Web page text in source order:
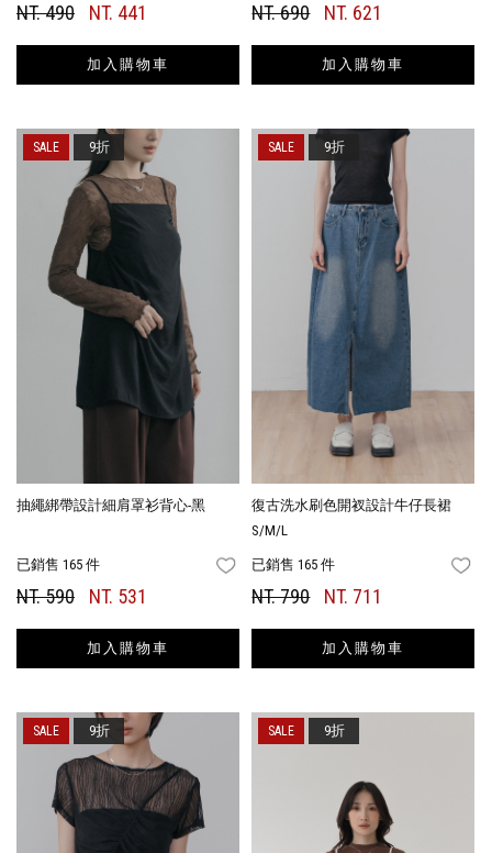
NT. 490 NT. 441
加入購物車
NT. 690 NT. 621
加入購物車
抽繩綁帶設計細肩罩衫背心-黑
已銷售 165 件 FAVORITES
NT. 590 NT. 531
加入購物車
9折
復古洗水刷色開衩設計牛仔長裙
S/M/L
已銷售 165 件
NT. 790 NT. 711
加入購物車
9折
9折 9折